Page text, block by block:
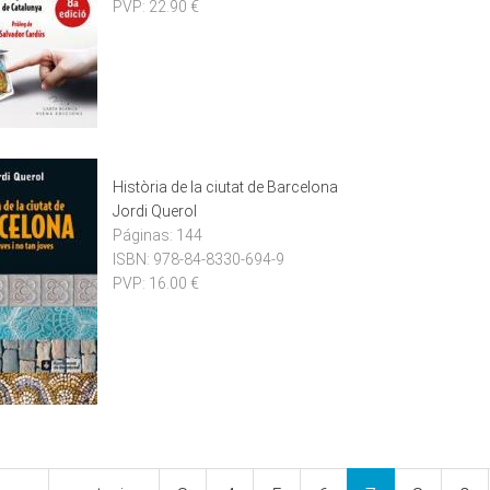
PVP: 22.90 €
Història de la ciutat de Barcelona
Jordi Querol
Páginas: 144
ISBN: 978-84-8330-694-9
PVP: 16.00 €